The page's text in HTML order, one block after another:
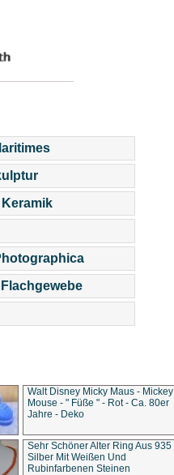
Walt Disney Micky Maus - Mickey
Mouse - " Füße " - Rot - Ca. 80er
Jahre - Deko
Sehr Schöner Alter Ring Aus 935
Silber Mit Weißen Und
Rubinfarbenen Steinen